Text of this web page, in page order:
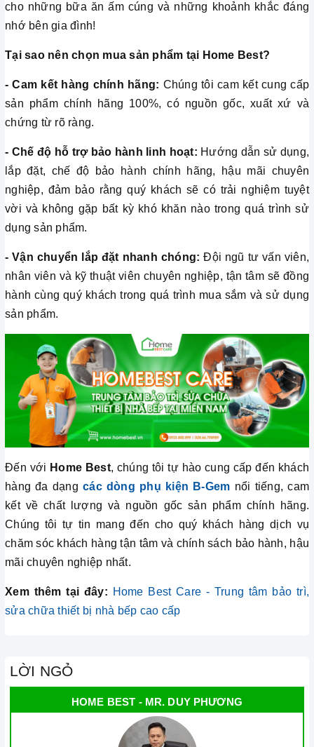
cho những bữa ăn ấm cúng và những khoảnh khắc đáng
nhớ bên gia đình!
Tại sao nên chọn mua sản phẩm tại Home Best?
- Cam kết hàng chính hãng: Chúng tôi cam kết cung cấp
sản phẩm chính hãng 100%, có nguồn gốc, xuất xứ và
chứng từ rõ ràng.
- Chế độ hỗ trợ bảo hành linh hoạt: Hướng dẫn sử dụng,
lắp đặt, chế độ bảo hành chính hãng, hậu mãi chuyên
nghiệp, đảm bảo rằng quý khách sẽ có trải nghiệm tuyệt
vời và không gặp bất kỳ khó khăn nào trong quá trình sử
dụng sản phẩm.
- Vận chuyển lắp đặt nhanh chóng: Đội ngũ tư vấn viên,
nhân viên và kỹ thuật viên chuyên nghiệp, tận tâm sẽ đồng
hành cùng quý khách trong quá trình mua sắm và sử dụng
sản phẩm.
Đến với Home Best, chúng tôi tự hào cung cấp đến khách
hàng đa dạngcác dòng phụ kiện B-Gem nổi tiếng, cam
kết về chất lượng và nguồn gốc sản phẩm chính hãng.
Chúng tôi tự tin mang đến cho quý khách hàng dịch vụ
chăm sóc khách hàng tận tâm và chính sách bảo hành, hậu
mãi chuyên nghiệp nhất.
Xem thêm tại đây: Home Best Care - Trung tâm bảo trì,
sửa chữa thiết bị nhà bếp cao cấp
LỜI NGỎ
HOME BEST - MR. DUY PHƯƠNG